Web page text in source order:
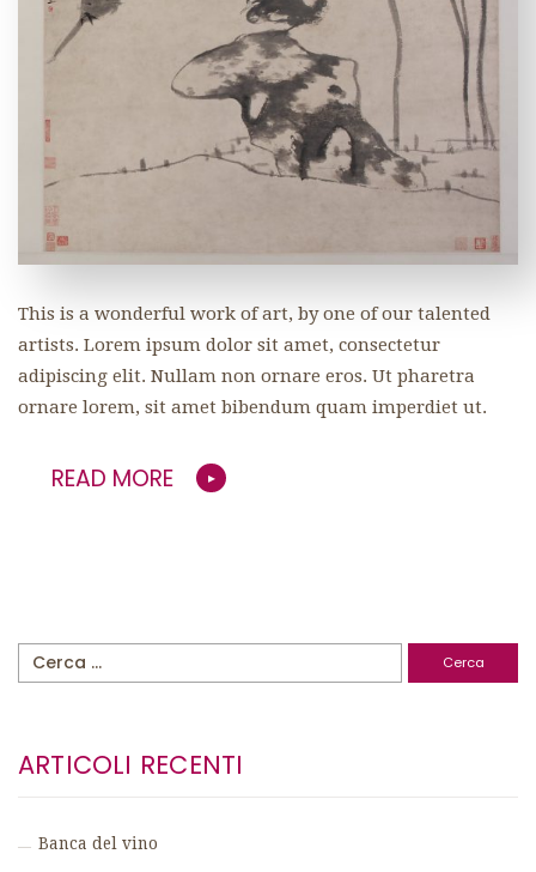
This is a wonderful work of art, by one of our talented
artists. Lorem ipsum dolor sit amet, consectetur
adipiscing elit. Nullam non ornare eros. Ut pharetra
ornare lorem, sit amet bibendum quam imperdiet ut.
READ MORE
Ricerca
per:
ARTICOLI RECENTI
Banca del vino